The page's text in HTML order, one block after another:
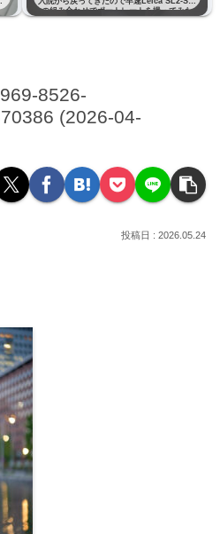
の組み合わせでポートレートを撮ってみた
feat りりさん
8526-
(2026-04-
2026.05.24